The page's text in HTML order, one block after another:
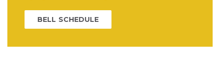
BELL SCHEDULE